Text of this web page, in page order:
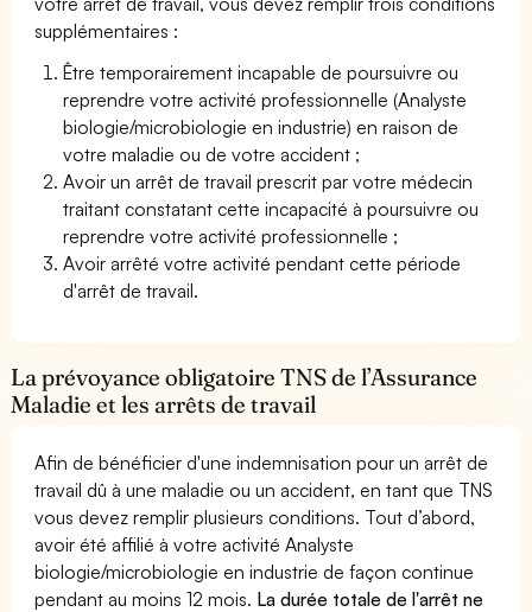
supplémentaires :
Être temporairement incapable de poursuivre ou
reprendre votre activité professionnelle (Analyste
biologie/microbiologie en industrie) en raison de
votre maladie ou de votre accident ;
Avoir un arrêt de travail prescrit par votre médecin
traitant constatant cette incapacité à poursuivre ou
reprendre votre activité professionnelle ;
Avoir arrêté votre activité pendant cette période
d'arrêt de travail.
La prévoyance obligatoire TNS de l’Assurance
Maladie et les arrêts de travail
Afin de bénéficier d'une indemnisation pour un arrêt de
travail dû à une maladie ou un accident, en tant que TNS
vous devez remplir plusieurs conditions. Tout d’abord,
avoir été affilié à votre activité Analyste
biologie/microbiologie en industrie de façon continue
pendant au moins 12 mois. La durée totale de l'arrêt ne